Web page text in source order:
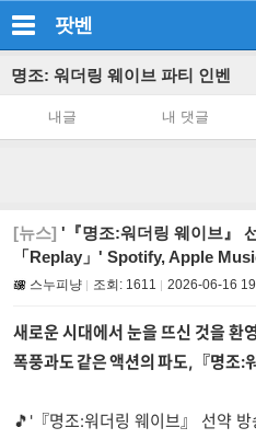
팟벤
명조: 워더링 웨이브 파티 인벤
내글 내 댓글
[뉴스] '『명조:워더링 웨이브』
「Replay」' Spotify, Apple
스누피냥 조회: 1611 2026-06-16
새로운 시대에서 눈을 뜨신 것을 환
폭풍과도 같은 액션의 파도,『명조:
🎵'『명조:워더링 웨이브』 선약